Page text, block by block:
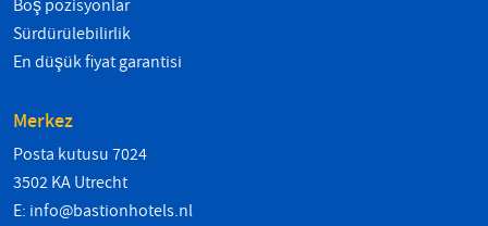
Boş pozisyonlar
Sürdürülebilirlik
En düşük fiyat garantisi
Merkez
Posta kutusu 7024
3502 KA Utrecht
E: info@bastionhotels.nl